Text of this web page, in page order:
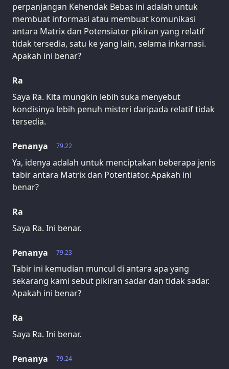
perpanjangan Kehendak Bebas ini adalah untuk
membuat informasi atau membuat komunikasi
antara Matrix dan Potensiator pikiran yang relatif
tidak tersedia, satu ke yang lain, selama inkarnasi.
Apakah ini benar?
Ra
Saya Ra. Kita mungkin lebih suka menyebut
kondisinya lebih penuh misteri daripada relatif tidak
tersedia.
79.22
Penanya
Ya, idenya adalah untuk menciptakan beberapa jenis
tabir antara Matrix dan Potentiator. Apakah ini
benar?
Ra
Saya Ra. Ini benar.
79.23
Penanya
Tabir ini kemudian muncul di antara apa yang
sekarang kami sebut pikiran sadar dan tidak sadar.
Apakah ini benar?
Ra
Saya Ra. Ini benar.
79.24
Penanya